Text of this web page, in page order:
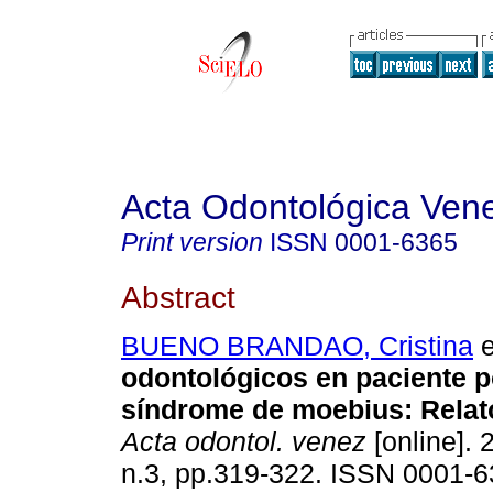
Acta Odontológica
Print version ISSN 0001-6365
Abstract
BUENO BRANDAO, Cristina
odontológicos en paciente
síndrome de moebius:
Acta odontol. venez [online].
n.3, pp.319-322. ISSN 0001-